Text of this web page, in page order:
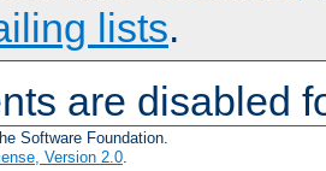
lists.
are disabled
Software Foundation.
Version 2.0.